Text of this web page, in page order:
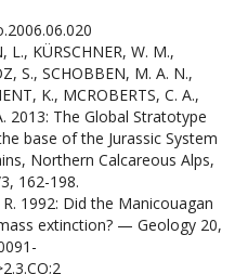
L., KÜRSCHNER, W. M.,
S., SCHOBBEN, M. A. N.,
K., MCROBERTS, C. A.,
2013: The Global Stratotype
base of the Jurassic System
Northern Calcareous Alps,
162-198.
1992: Did the Manicouagan
extinction? — Geology 20,